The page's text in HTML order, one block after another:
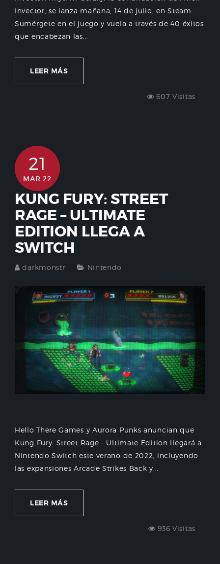
Invector, se lanza mañana, 14 de julio, en Steam.
Sumérgete en el juego y vuela a través de 40 éxitos
que encabezan las...
LEER MÁS
607 Visitas
21
MAR 22
KUNG FURY: STREET
RAGE – ULTIMATE
EDITION LLEGA A
SWITCH
darkmonstr Nintendo
Hello There Games y Aurora Punks anuncian que
Kung Fury: Street Rage - Ultimate Edition llegará a
Nintendo Switch este verano de 2022, incluyendo
las expansiones Arcade Strikes Back y...
LEER MÁS
936 Visitas